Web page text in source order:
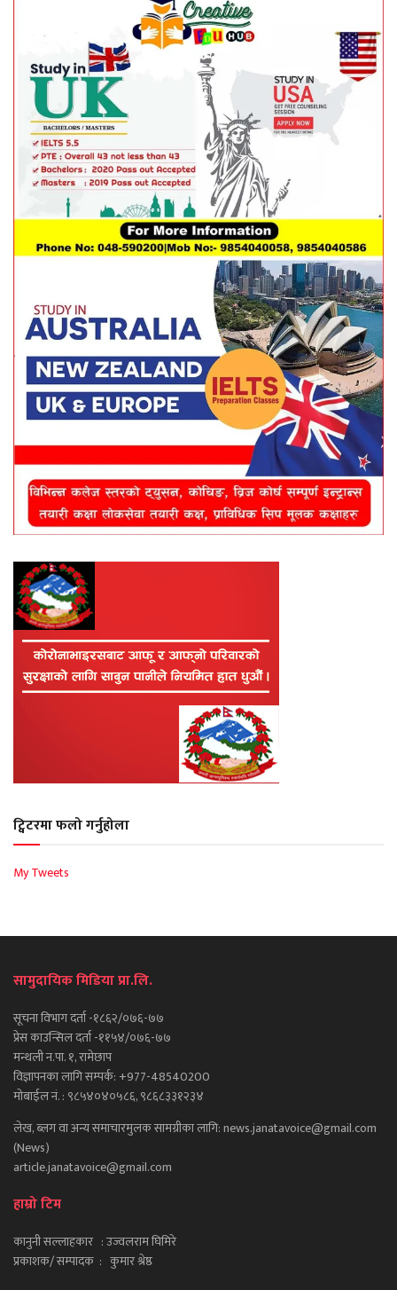
ट्विटरमा फलो गर्नुहोला
My Tweets
सामुदायिक मिडिया प्रा.लि.
सूचना विभाग दर्ता -१८६२/०७६-७७
प्रेस काउन्सिल दर्ता -११५४/०७६-७७
मन्थली न.पा. १, रामेछाप
विज्ञापनका लागि सम्पर्क: +977-48540200
मोबाईल नं. : ९८५४०४०५८६, ९८६८३३१२३४
लेख, ब्लग वा अन्य समाचारमुलक सामग्रीका लागि: news.janatavoice@gmail.com
(News)
article.janatavoice@gmail.com
हाम्रो टिम
कानुनी सल्लाहकार : उज्वलराम घिमिरे
प्रकाशक/ सम्पादक : कुमार श्रेष्ठ